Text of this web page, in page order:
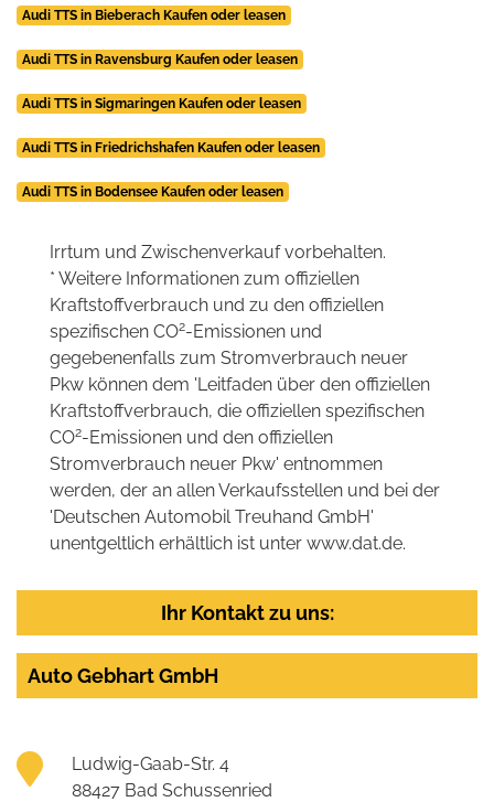
Audi TTS in Bieberach Kaufen oder leasen
Audi TTS in Ravensburg Kaufen oder leasen
Audi TTS in Sigmaringen Kaufen oder leasen
Audi TTS in Friedrichshafen Kaufen oder leasen
Audi TTS in Bodensee Kaufen oder leasen
Irrtum und Zwischenverkauf vorbehalten.
* Weitere Informationen zum offiziellen
Kraftstoffverbrauch und zu den offiziellen
spezifischen CO2-Emissionen und
gegebenenfalls zum Stromverbrauch neuer
Pkw können dem 'Leitfaden über den offiziellen
Kraftstoffverbrauch, die offiziellen spezifischen
CO2-Emissionen und den offiziellen
Stromverbrauch neuer Pkw' entnommen
werden, der an allen Verkaufsstellen und bei der
'Deutschen Automobil Treuhand GmbH'
unentgeltlich erhältlich ist unter www.dat.de.
Ihr Kontakt zu uns:
Auto Gebhart GmbH
Ludwig-Gaab-Str. 4
88427 Bad Schussenried